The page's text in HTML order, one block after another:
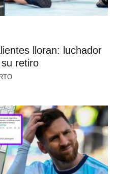
lloran: luchador
retiro